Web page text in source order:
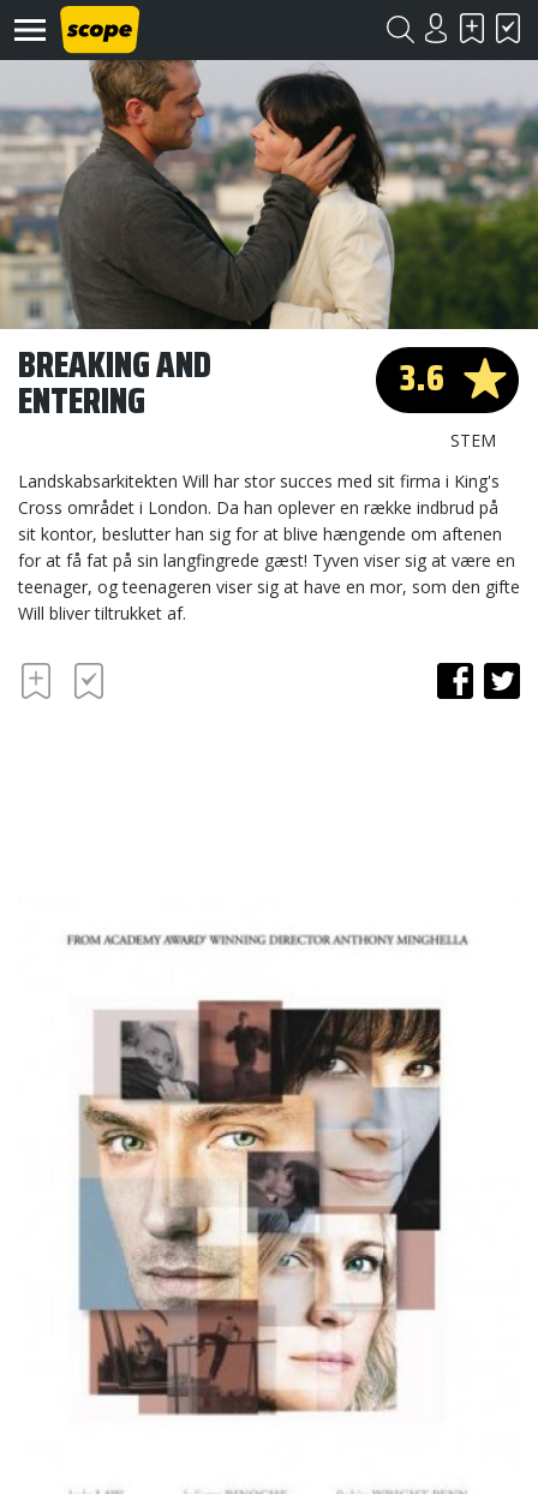
3.6
STEM
BREAKING AND
ENTERING
Landskabsarkitekten Will har stor succes med sit firma i King's
Cross området i London. Da han oplever en række indbrud på
sit kontor, beslutter han sig for at blive hængende om aftenen
for at få fat på sin langfingrede gæst! Tyven viser sig at være en
teenager, og teenageren viser sig at have en mor, som den gifte
Will bliver tiltrukket af.